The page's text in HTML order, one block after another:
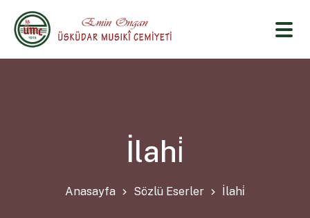
İlahi̇
Anasayfa Sözlü Eserler İlahi̇